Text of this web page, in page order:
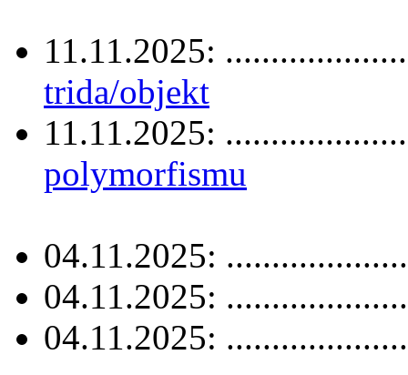
11.11.2025:
trida/objekt
11.11.2025:
polymorfismu
04.11.2025:
04.11.2025:
04.11.2025: